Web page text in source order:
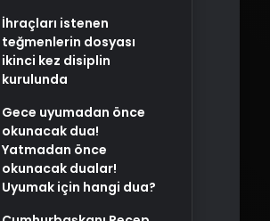
İhraçları istenen
teğmenlerin dosyası
ikinci kez disiplin
kurulunda
Gece uyumadan önce
okunacak dua!
Yatmadan önce
okunacak dualar!
Uyumak için hangi dua?